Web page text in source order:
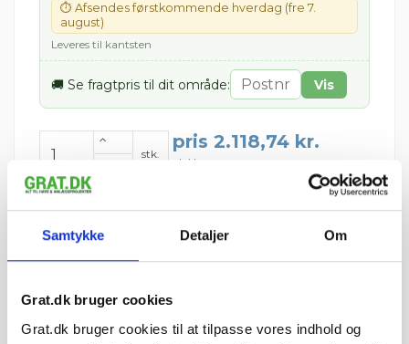
Samtykke Detaljer Om
Grat.dk bruger cookies
Grat.dk bruger cookies til at tilpasse vores indhold og
⏱ Afsendes førstkommende hverdag (fre 7.
august)
Leveres til kantsten
🚚 Se fragtpris til dit område: Vis
stk.
pris 2.118,74 kr.
Inkl. moms
Leveres på paller.
Leveres på paller
6 stk. pr. palle
Fragt pr. palle:
Jylland/Fyn: 299 kr.